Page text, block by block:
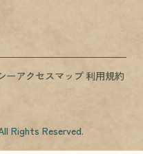
ーアクセスマップ利用規約
Rights Reserved.